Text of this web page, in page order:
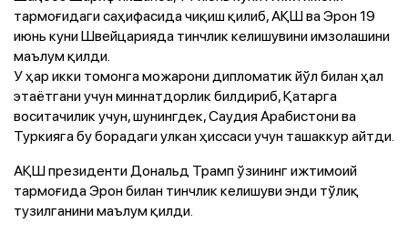
тармоғидаги саҳифасида чиқиш қилиб, АҚШ ва Эрон 19
июнь куни Швейцарияда тинчлик келишувини имзолашини
маълум қилди.
У ҳар икки томонга можарони дипломатик йўл билан ҳал
этаётгани учун миннатдорлик билдириб, Қатарга
воситачилик учун, шунингдек, Саудия Арабистони ва
Туркияга бу борадаги улкан ҳиссаси учун ташаккур айтди.
АҚШ президенти Дональд Трамп ўзининг ижтимоий
тармоғида Эрон билан тинчлик келишуви энди тўлиқ
тузилганини маълум қилди.